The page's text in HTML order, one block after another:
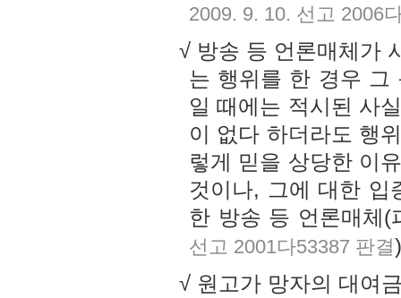
2009. 9. 10. 선고 2006
√ 방송 등 언론매체가
는 행위를 한 경우 그
일 때에는 적시된 사
이 없다 하더라도 행
렇게 믿을 상당한 이
것이나, 그에 대한 입
한 방송 등 언론매체(
선고 2001다53387 판결
√ 원고가 망자의 대여